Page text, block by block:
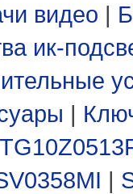
видео |
ик-
|
|